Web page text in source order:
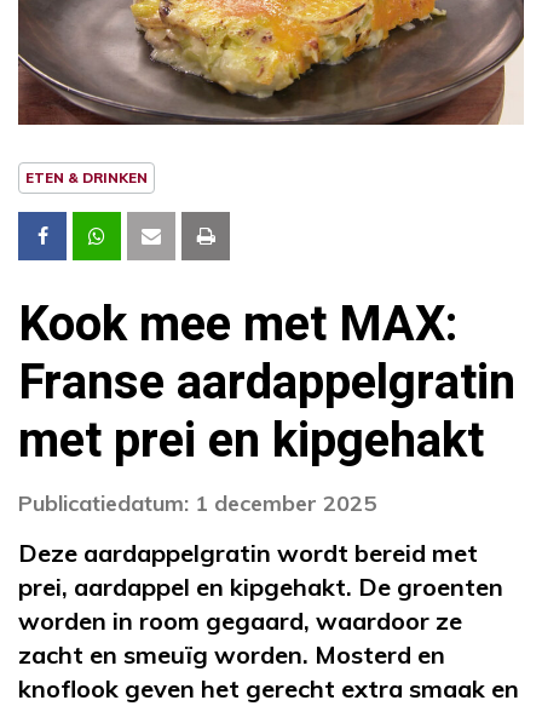
ETEN & DRINKEN
Kook mee met MAX:
Franse aardappelgratin
met prei en kipgehakt
Publicatiedatum: 1 december 2025
Deze aardappelgratin wordt bereid met
prei, aardappel en kipgehakt. De groenten
worden in room gegaard, waardoor ze
zacht en smeuïg worden. Mosterd en
knoflook geven het gerecht extra smaak en